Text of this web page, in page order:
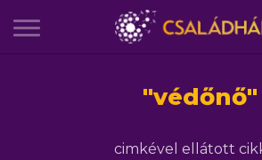
"védőnő"
cimkével ellátott